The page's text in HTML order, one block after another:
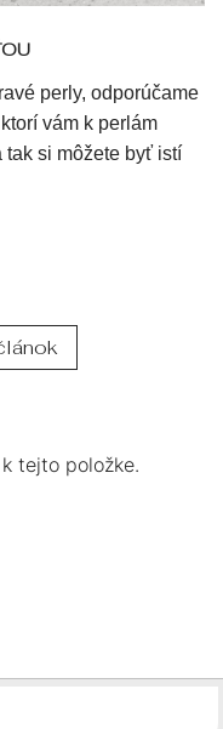
perly, odporúčame
vám k perlám
tak si môžete byť istí
tejto položke.